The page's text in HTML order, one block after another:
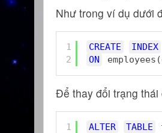
Như trong ví dụ dưới
1
2
CREATE INDEX
ON
Để thay đổi trạng
1
ALTER TABLE